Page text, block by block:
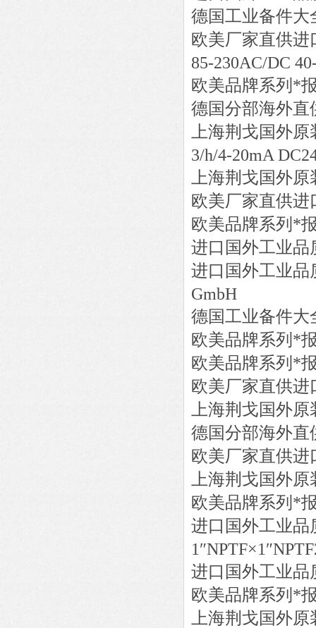
德国工业备件大
欧美厂家直供进
85-230AC/DC
欧美品牌系列*
德国分部海外直
上海荆戈国外
3/h/4-20mA
上海荆戈国外
欧美厂家直供进
欧美品牌系列*
进口国外工业品
进口国外工业品
GmbH
德国工业备件大
欧美品牌系列*
欧美品牌系列*
欧美厂家直供进
上海荆戈国外
德国分部海外直
欧美厂家直供进
上海荆戈国外
欧美品牌系列*
进口国外工业品
进口国外工业品
欧美品牌系列*
上海荆戈国外